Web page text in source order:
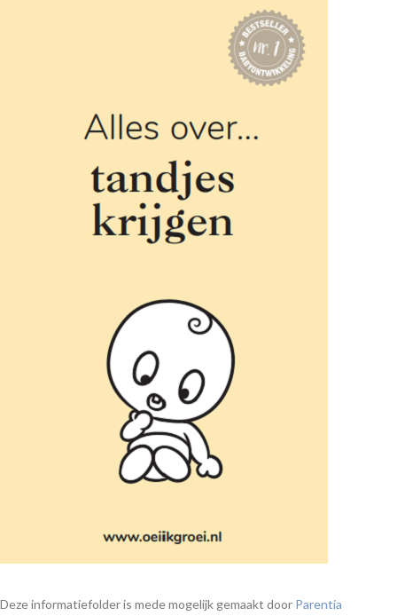
Deze informatiefolder is mede mogelijk gemaakt door Parentia